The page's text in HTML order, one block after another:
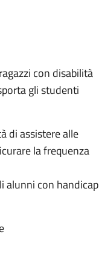
con disabilità
gli studenti
di assistere alle
la frequenza
alunni con handicap